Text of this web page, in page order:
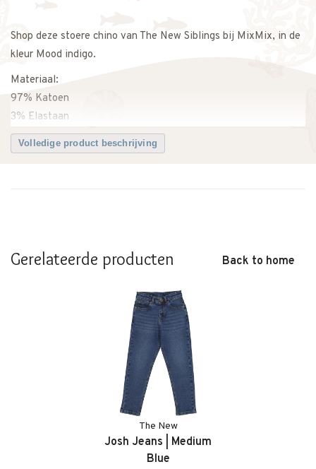
Shop deze stoere chino van The New Siblings bij MixMix, in de
kleur Mood indigo.
Materiaal:
97% Katoen
3% Elastaan
Volledige product beschrijving
Gerelateerde producten Back to home
The New
Josh Jeans | Medium
Blue